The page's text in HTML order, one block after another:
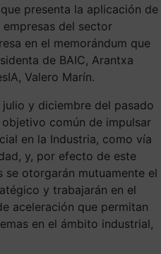
presenta la aplicación de
del sector
en el memorándum que
de BAIC, Arantxa
Valero Marín.
julio y diciembre del pasado
común de impulsar
en la Industria, como vía
y, por efecto de este
se otorgarán mutuamente el
y trabajarán en el
aceleración que permitan
en el ámbito industrial,